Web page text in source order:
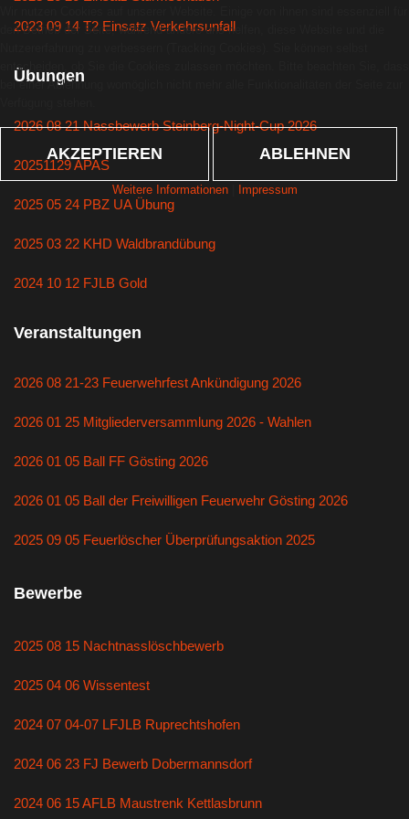
2023 09 14 T2 Einsatz Verkehrsunfall
Übungen
2026 08 21 Nassbewerb Steinberg-Night-Cup 2026
20251129 APAS
2025 05 24 PBZ UA Übung
2025 03 22 KHD Waldbrandübung
2024 10 12 FJLB Gold
Veranstaltungen
2026 08 21-23 Feuerwehrfest Ankündigung 2026
2026 01 25 Mitgliederversammlung 2026 - Wahlen
2026 01 05 Ball FF Gösting 2026
2026 01 05 Ball der Freiwilligen Feuerwehr Gösting 2026
2025 09 05 Feuerlöscher Überprüfungsaktion 2025
Bewerbe
2025 08 15 Nachtnasslöschbewerb
2025 04 06 Wissentest
2024 07 04-07 LFJLB Ruprechtshofen
2024 06 23 FJ Bewerb Dobermannsdorf
2024 06 15 AFLB Maustrenk Kettlasbrunn
den Betrieb der Seite, während andere uns helfen, diese Website und die
entscheiden, ob Sie die Cookies zulassen möchten. Bitte beachten Sie, dass
bei einer Ablehnung womöglich nicht mehr alle Funktionalitäten der Seite zur
AKZEPTIEREN ABLEHNEN
Weitere Informationen| Impressum